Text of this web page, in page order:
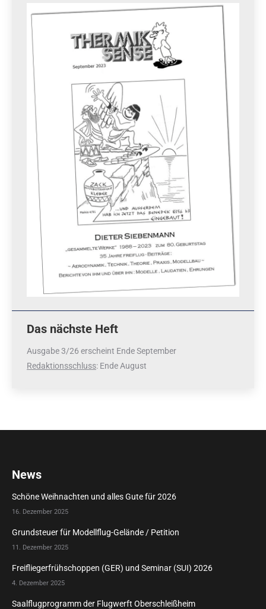
Das nächste Heft
Ausgabe 3/26 erscheint Ende September
Redaktionsschluss: Ende August
News
Schöne Weihnachten und alles Gute für 2026
16. Dezember 2025
Grundsteuer für Modellflug-Gelände / Petition
11. Dezember 2025
Freifliegerfrühschoppen (GER) und Seminar (SUI) 2026
4. Dezember 2025
Saalflugprogramm der Flugwerft Oberschleißheim